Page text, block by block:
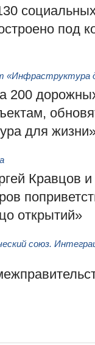
под
«Инфраструктура
200
для
Кравцов и
открытий»
союз.